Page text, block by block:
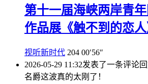
第十一届海峡两岸青
作品展《触不到的恋人
视听新时代 204 00′56″
2026-05-29 11:32发表了一条评论
名爵这波真的太刚了！